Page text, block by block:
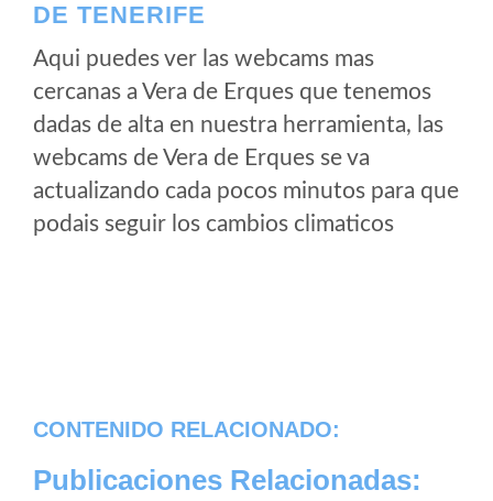
DE TENERIFE
Aqui puedes ver las webcams mas
cercanas a Vera de Erques que tenemos
dadas de alta en nuestra herramienta, las
webcams de Vera de Erques se va
actualizando cada pocos minutos para que
podais seguir los cambios climaticos
CONTENIDO RELACIONADO:
Publicaciones Relacionadas: